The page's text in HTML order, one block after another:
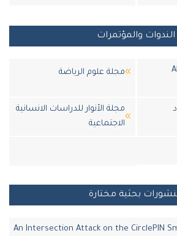
والمؤتمرات
مجلة علوم الرياضة
مجلة الأنوار للدراسات الانسانية
الاجتماعية
بحثية مختارة
An Intersection Attack on the